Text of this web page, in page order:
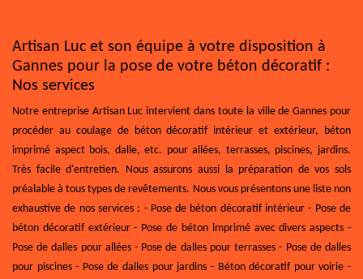
Artisan Luc et son équipe à votre disposition à
Gannes pour la pose de votre béton décoratif :
Nos services
Notre entreprise Artisan Luc intervient dans toute la ville de Gannes pour
procéder au coulage de béton décoratif intérieur et extérieur, béton
imprimé aspect bois, dalle, etc. pour allées, terrasses, piscines, jardins.
Très facile d'entretien. Nous assurons aussi la préparation de vos sols
préalable à tous types de revêtements. Nous vous présentons une liste non
exhaustive de nos services : - Pose de béton décoratif intérieur - Pose de
béton décoratif extérieur - Pose de béton imprimé avec divers aspects -
Pose de dalles pour allées - Pose de dalles pour terrasses - Pose de dalles
pour piscines - Pose de dalles pour jardins - Béton décoratif pour voirie -